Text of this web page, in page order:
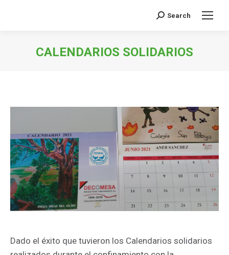
Buscar:
Search
CALENDARIOS SOLIDARIOS
Dado el éxito que tuvieron los Calendarios solidarios